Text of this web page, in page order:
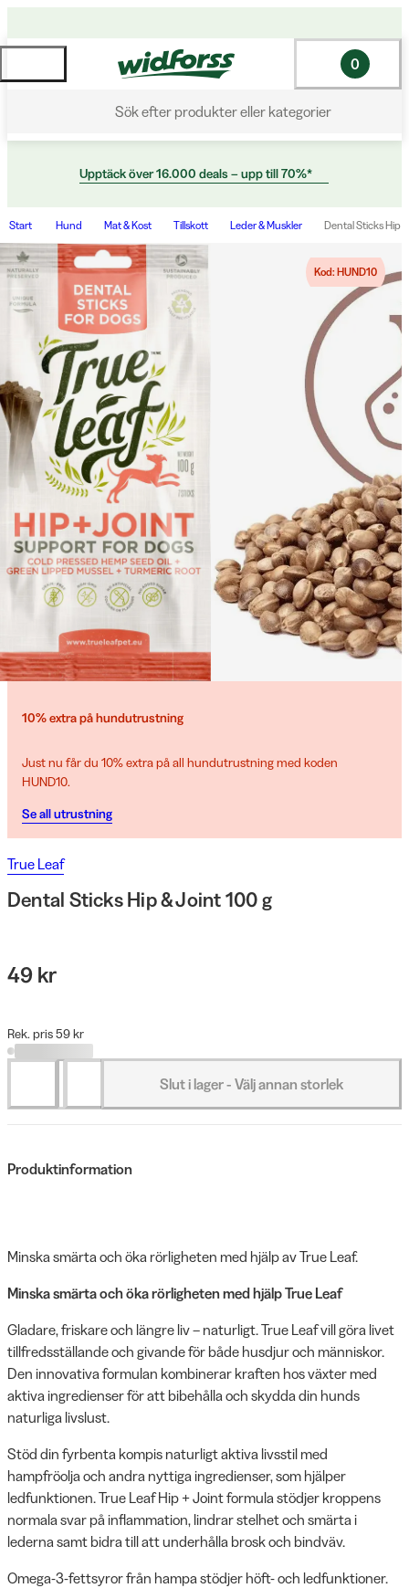
Sök efter produkter eller kategorier
0
Upptäck över 16.000 deals – upp till 70%*
Start Hund Mat & Kost Tillskott Leder & Muskler Dental Sticks Hip
Kod: HUND10
10% extra på hundutrustning
Just nu får du 10% extra på all hundutrustning med koden
HUND10.
Se all utrustning
True Leaf
Dental Sticks Hip & Joint 100 g
49 kr
Rek. pris 59 kr
Slut i lager - Välj annan storlek
Produktinformation
Minska smärta och öka rörligheten med hjälp av True Leaf.
Minska smärta och öka rörligheten med hjälp True Leaf
Gladare, friskare och längre liv – naturligt. True Leaf vill göra livet
tillfredsställande och givande för både husdjur och människor.
Den innovativa formulan kombinerar kraften hos växter med
aktiva ingredienser för att bibehålla och skydda din hunds
naturliga livslust.
Stöd din fyrbenta kompis naturligt aktiva livsstil med
hampfröolja och andra nyttiga ingredienser, som hjälper
ledfunktionen. True Leaf Hip + Joint formula stödjer kroppens
normala svar på inflammation, lindrar stelhet och smärta i
lederna samt bidra till att underhålla brosk och bindväv.
Omega-3-fettsyror från hampa stödjer höft- och ledfunktioner.